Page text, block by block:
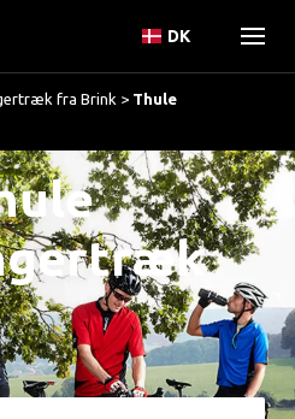
DK
fra Brink > Thule